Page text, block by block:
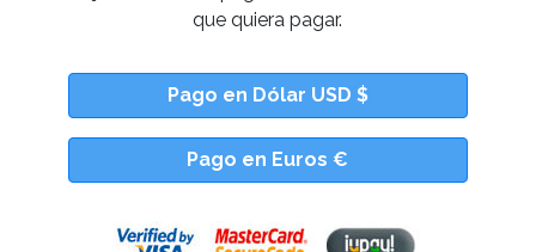
que quiera pagar.
Pago en Dólar USD $
Pago en Euros €